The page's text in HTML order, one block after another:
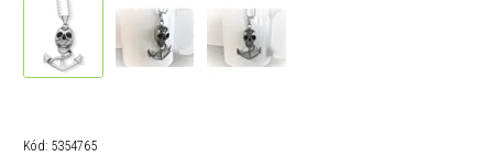
Kód: 5354765